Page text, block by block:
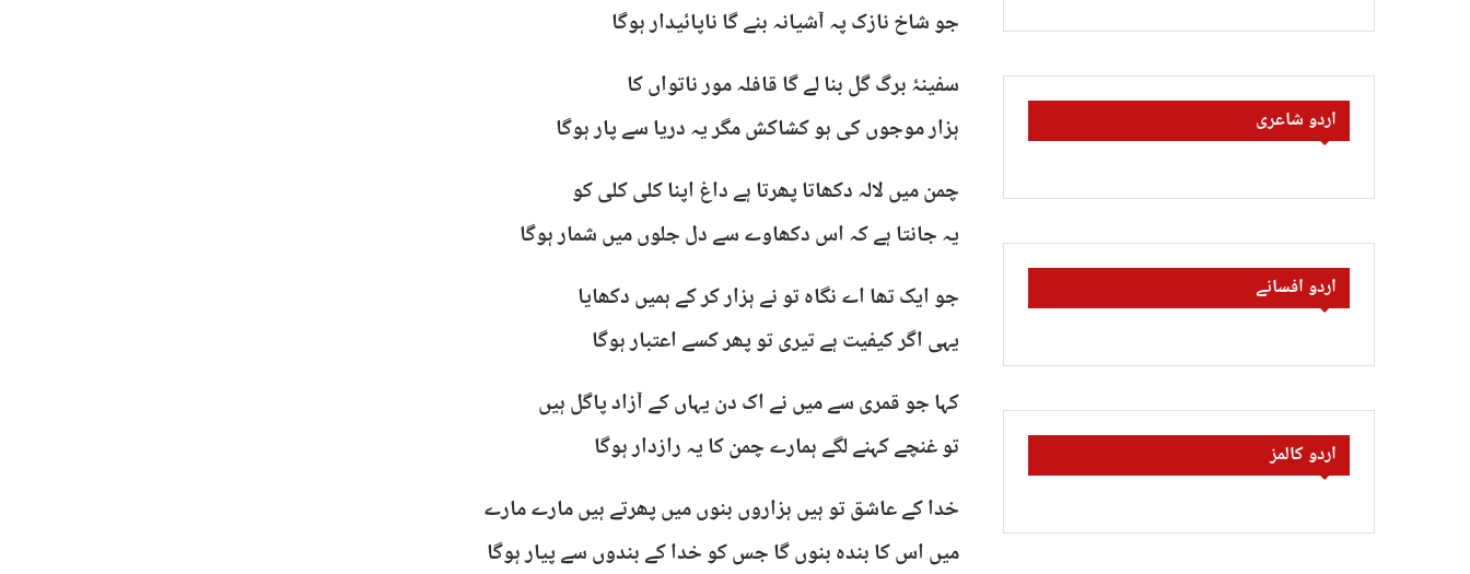
جو شاخ نازک پہ آشیانہ بنے گا ناپائیدار ہوگا
سفینۂ برگ گل بنا لے گا قافلہ مور ناتواں کا
ہزار موجوں کی ہو کشاکش مگر یہ دریا سے پار ہوگا
چمن میں لالہ دکھاتا پھرتا ہے داغ اپنا کلی کلی کو
یہ جانتا ہے کہ اس دکھاوے سے دل جلوں میں شمار ہوگا
جو ایک تھا اے نگاہ تو نے ہزار کر کے ہمیں دکھایا
یہی اگر کیفیت ہے تیری تو پھر کسے اعتبار ہوگا
کہا جو قمری سے میں نے اک دن یہاں کے آزاد پاگل ہیں
تو غنچے کہنے لگے ہمارے چمن کا یہ رازدار ہوگا
خدا کے عاشق تو ہیں ہزاروں بنوں میں پھرتے ہیں مارے مارے
میں اس کا بندہ بنوں گا جس کو خدا کے بندوں سے پیار ہوگا
اردو شاعری
اردو افسانے
اردو کالمز